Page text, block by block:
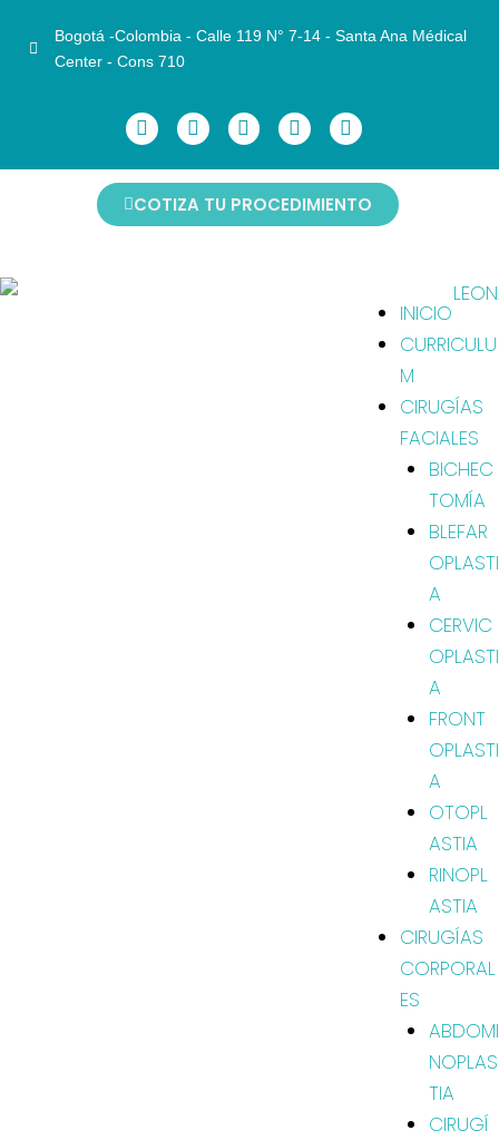
Bogotá -Colombia - Calle 119 N° 7-14 - Santa Ana Médical
Center - Cons 710
COTIZA TU PROCEDIMIENTO
INICIO
CURRICULU
M
CIRUGÍAS
FACIALES
BICHEC
TOMÍA
BLEFAR
OPLASTI
A
CERVIC
OPLASTI
A
FRONT
OPLASTI
A
OTOPL
ASTIA
RINOPL
ASTIA
CIRUGÍAS
CORPORAL
ES
ABDOMI
NOPLAS
TIA
CIRUGÍ